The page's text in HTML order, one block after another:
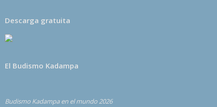
Descarga gratuita
El Budismo Kadampa
Budismo Kadampa en el mundo 2026